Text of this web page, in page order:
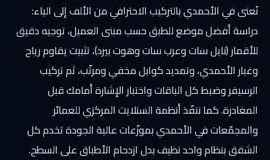
نُعنى في الأحمدي بالتركيب الاحترافي من الألف إلى الياء:
دراسة أفضل موضع للطبق حسب مبنى العميل، توجيه دقيق
للأقمار (نايل سات وعرب سات وهوت بيرد)، تثبيت يقاوم رياح
وغبار الأحمدي، وتمديد كوابل مخفي ومرتّب، ثم تركيب
الرسيفر وضبط كل الباقات واختبار الإشارة أمامك قبل
المغادرة. كما ننفّذ أنظمة الستلايت المركزي للعمائر
والمجمّعات في الأحمدي بموزّعات عالية الجودة تخدم كل
الشقق بنظام واحد نظيف بدل ازدحام الأطباق على السطح.